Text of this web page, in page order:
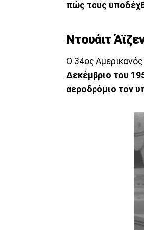
πώς τους
Ντουάιτ
Ο 34ος
Δεκέμβριο του
αεροδρόμιο τον